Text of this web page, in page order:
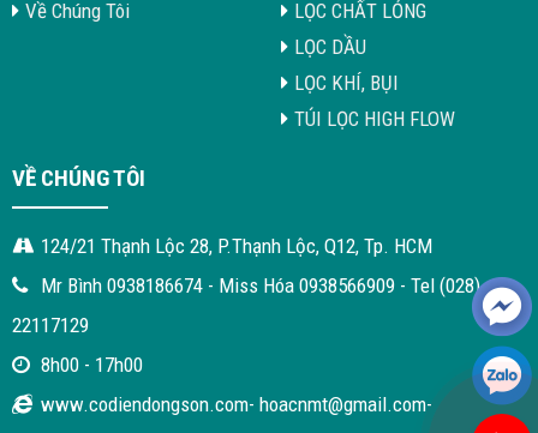
Về Chúng Tôi
LỌC CHẤT LỎNG
LỌC DẦU
LỌC KHÍ, BỤI
TÚI LỌC HIGH FLOW
VỀ CHÚNG TÔI
124/21 Thạnh Lộc 28, P.Thạnh Lộc, Q12, Tp. HCM
Mr Bình 0938186674 - Miss Hóa 0938566909 - Tel (028)
22117129
8h00 - 17h00
www.codiendongson.com- hoacnmt@gmail.com-